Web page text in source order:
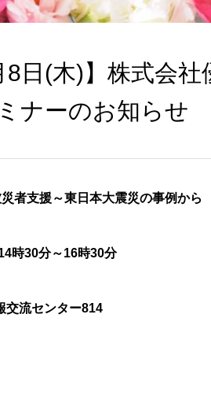
8日(木)】株式会
ナーのお知らせ
者支援～東日本大震災の事例から
時30分～16時30分
交流センター814